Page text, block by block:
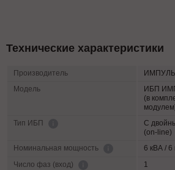
Технические характеристики
Производитель
Модель
ИБП
(в
Тип ИБП
С
(on-line)
Номинальная мощность
6 кВА / 6
Число фаз (вход)
1